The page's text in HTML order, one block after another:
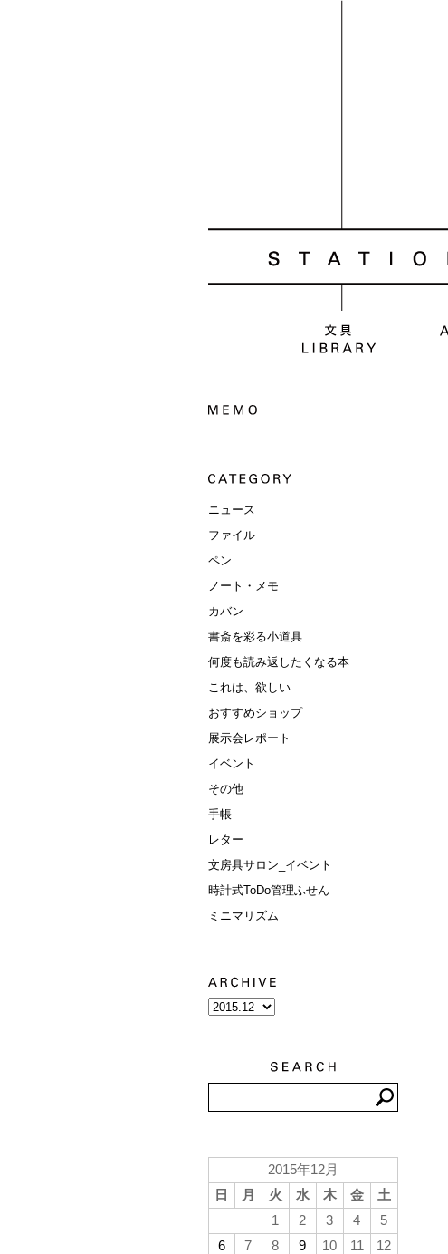
ニュース
ファイル
ペン
ノート・メモ
カバン
書斎を彩る小道具
何度も読み返したくなる本
これは、欲しい
おすすめショップ
展示会レポート
イベント
その他
手帳
レター
文房具サロン_イベント
時計式ToDo管理ふせん
ミニマリズム
2015年12月
日
月 火 水 木 金
土
1
2 3 4
5
6
7 8 9 10 11
12